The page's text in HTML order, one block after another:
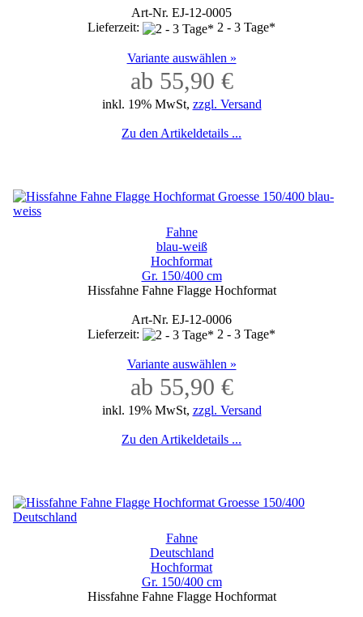
Art-Nr. EJ-12-0005
Lieferzeit:
2 - 3 Tage*
Variante auswählen »
ab 55,90 €
inkl. 19% MwSt, zzgl. Versand
Zu den Artikeldetails ...
Fahne
blau-weiß
Hochformat
Gr. 150/400 cm
Hissfahne Fahne Flagge Hochformat
Art-Nr. EJ-12-0006
Lieferzeit:
2 - 3 Tage*
Variante auswählen »
ab 55,90 €
inkl. 19% MwSt, zzgl. Versand
Zu den Artikeldetails ...
Fahne
Deutschland
Hochformat
Gr. 150/400 cm
Hissfahne Fahne Flagge Hochformat